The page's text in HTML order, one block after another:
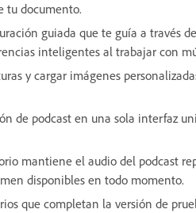
tu documento.
guiada que te guía a través
inteligentes al trabajar con
y cargar imágenes
de podcast en una sola interfaz
mantiene el audio del podcast
disponibles en todo momento.
que completan la versión de